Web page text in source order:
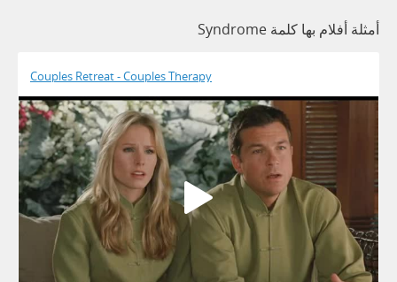
أمثلة أفلام بها كلمة Syndrome
Couples Retreat - Couples Therapy